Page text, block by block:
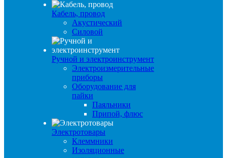
Кабель, провод
Акустический
Силовой
Ручной и электроинструмент
Электроизмерительные
приборы
Оборудование для
пайки
Паяльники
Припой, флюс
Электротовары
Клеммники
Изоляционные